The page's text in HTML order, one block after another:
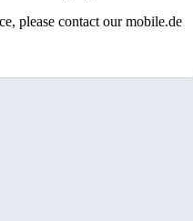
please contact our mobile.de